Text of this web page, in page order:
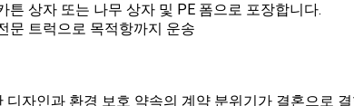
튼 상자 또는 나무 상자 및 PE 폼으로 포장합니다.
문 트럭으로 목적항까지 운송
디자인과 환경 보호 약속의 계약 분위기가 결혼으로